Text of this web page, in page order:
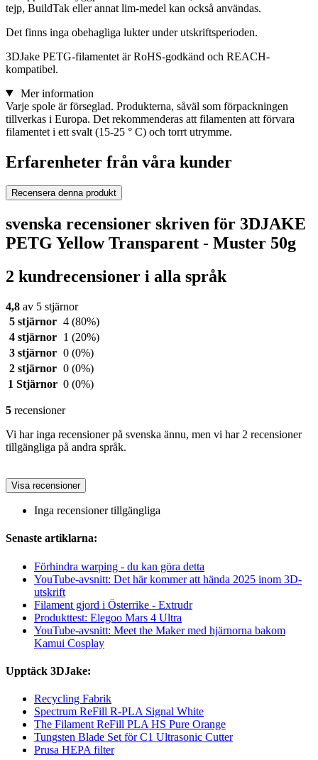
tejp, BuildTak eller annat lim-medel kan också användas.
Det finns inga obehagliga lukter under utskriftsperioden.
3DJake PETG-filamentet är RoHS-godkänd och REACH-
kompatibel.
Mer information
Varje spole är förseglad. Produkterna, såväl som förpackningen
tillverkas i Europa. Det rekommenderas att filamenten att förvara
filamentet i ett svalt (15-25 ° C) och torrt utrymme.
Erfarenheter från våra kunder
Recensera denna produkt
svenska recensioner skriven för 3DJAKE
PETG Yellow Transparent - Muster 50g
2 kundrecensioner i alla språk
4,8 av 5 stjärnor
5 stjärnor 4 (80%)
4 stjärnor
1 (20%)
3 stjärnor 0 (0%)
2 stjärnor 0 (0%)
1 Stjärnor 0 (0%)
5 recensioner
Vi har inga recensioner på svenska ännu, men vi har 2 recensioner
tillgängliga på andra språk.
Visa recensioner
Inga recensioner tillgängliga
Senaste artiklarna:
Förhindra warping - du kan göra detta
YouTube-avsnitt: Det här kommer att hända 2025 inom 3D-
utskrift
Filament gjord i Österrike - Extrudr
Produkttest: Elegoo Mars 4 Ultra
YouTube-avsnitt: Meet the Maker med hjärnorna bakom
Kamui Cosplay
Upptäck 3DJake:
Recycling Fabrik
Spectrum ReFill R-PLA Signal White
The Filament ReFill PLA HS Pure Orange
Tungsten Blade Set för C1 Ultrasonic Cutter
Prusa HEPA filter